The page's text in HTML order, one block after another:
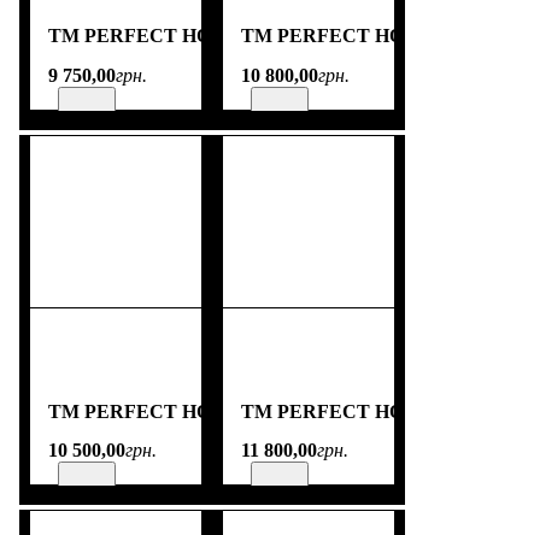
TM PERFECT HOME
9 750,00грн.
TM PERFECT HOME
10 800,00грн.
TM PERFECT HOME
10 500,00грн.
TM PERFECT HOME
11 800,00грн.